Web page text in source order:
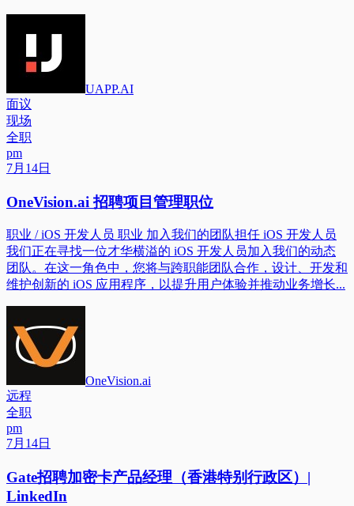
UAPP.AI
面议
现场
全职
pm
7月14日
OneVision.ai 招聘项目管理职位
职业 / iOS 开发人员 职业 加入我们的团队担任 iOS 开发人员
我们正在寻找一位才华横溢的 iOS 开发人员加入我们的动态
团队。在这一角色中，您将与跨职能团队合作，设计、开发和
维护创新的 iOS 应用程序，以提升用户体验并推动业务增长...
OneVision.ai
远程
全职
pm
7月14日
Gate招聘加密卡产品经理（香港特别行政区）|
LinkedIn